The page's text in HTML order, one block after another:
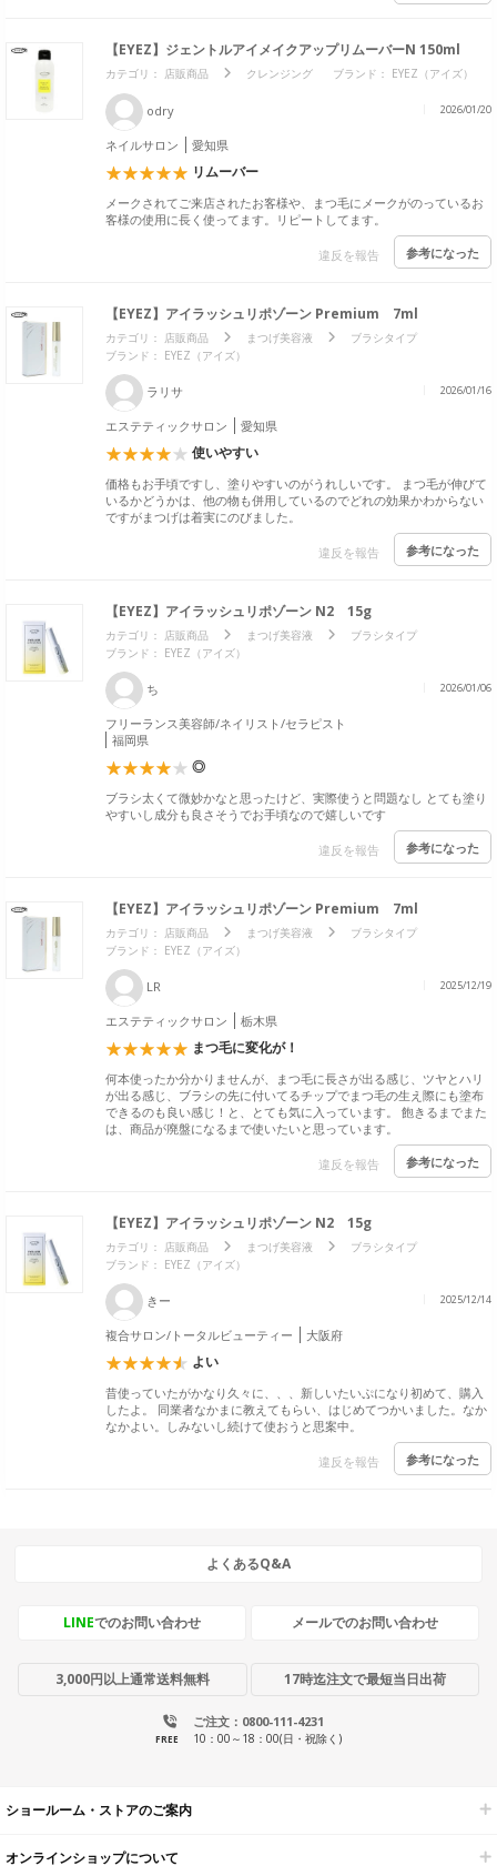
【EYEZ】ジェントルアイメイクアップリムーバーN 150ml
カテゴリ： 店販商品 クレンジング ブランド： EYEZ（アイズ）
odry 2026/01/20
ネイルサロン 愛知県
リムーバー
メークされてご来店されたお客様や、まつ毛にメークがのっているお
客様の使用に長く使ってます。リピートしてます。
違反を報告 参考になった
【EYEZ】アイラッシュリポゾーン Premium 7ml
カテゴリ： 店販商品 まつげ美容液
ブラシタイプ
ブランド： EYEZ（アイズ）
ラリサ 2026/01/16
エステティックサロン 愛知県
使いやすい
価格もお手頃ですし、塗りやすいのがうれしいです。 まつ毛が伸びて
いるかどうかは、他の物も併用しているのでどれの効果かわからない
ですがまつげは着実にのびました。
違反を報告 参考になった
【EYEZ】アイラッシュリポゾーン N2 15g
カテゴリ： 店販商品 まつげ美容液
ブラシタイプ
ブランド： EYEZ（アイズ）
ち 2026/01/06
フリーランス美容師/ネイリスト/セラピスト
福岡県
◎
ブラシ太くて微妙かなと思ったけど、実際使うと問題なし とても塗り
やすいし成分も良さそうでお手頃なので嬉しいです
違反を報告 参考になった
【EYEZ】アイラッシュリポゾーン Premium 7ml
カテゴリ： 店販商品 まつげ美容液
ブラシタイプ
ブランド： EYEZ（アイズ）
LR 2025/12/19
エステティックサロン 栃木県
まつ毛に変化が！
何本使ったか分かりませんが、まつ毛に長さが出る感じ、ツヤとハリ
が出る感じ、ブラシの先に付いてるチップでまつ毛の生え際にも塗布
できるのも良い感じ！と、とても気に入っています。 飽きるまでまた
は、商品が廃盤になるまで使いたいと思っています。
違反を報告 参考になった
【EYEZ】アイラッシュリポゾーン N2 15g
カテゴリ： 店販商品 まつげ美容液
ブラシタイプ
ブランド： EYEZ（アイズ）
きー 2025/12/14
複合サロン/トータルビューティー 大阪府
よい
昔使っていたがかなり久々に、、、新しいたいぷになり初めて、購入
したよ。 同業者なかまに教えてもらい、はじめてつかいました。なか
なかよい。しみないし続けて使おうと思案中。
違反を報告 参考になった
よくあるQ&A
LINEでのお問い合わせ メールでのお問い合わせ
3,000円以上通常送料無料 17時迄注文で最短当日出荷
ご注文：0800-111-4231
FREE 10：00～18：00(日・祝除く)
ショールーム・ストアのご案内
オンラインショップについて